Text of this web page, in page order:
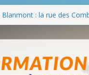
Blanmont : la rue des
août
Une fête nationale sans